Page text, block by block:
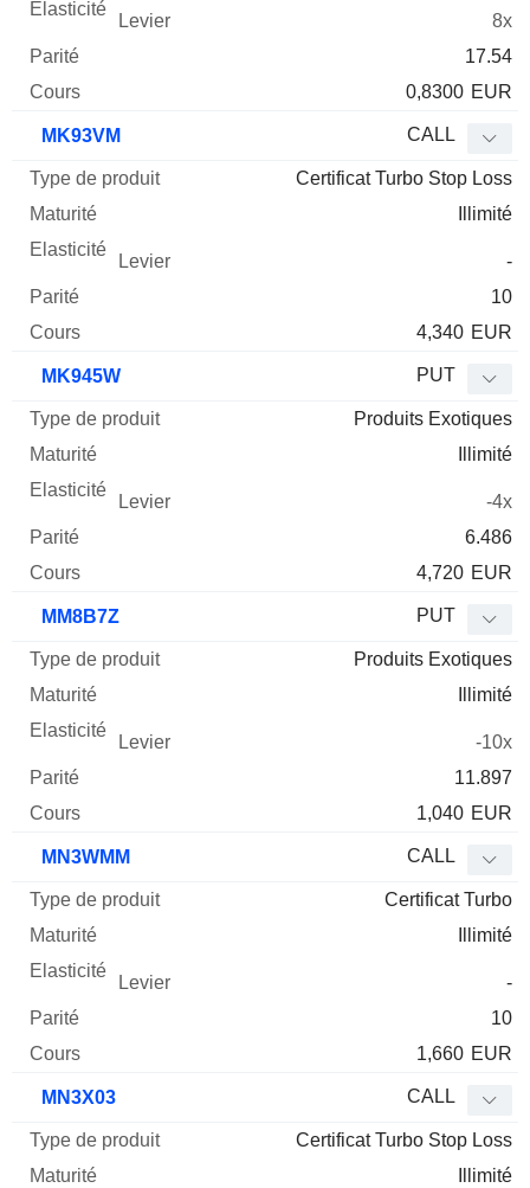
8x
17.54
0,8300 EUR
MK93VM CALL
Certificat Turbo Stop Loss
Illimité
-
10
4,340 EUR
MK945W PUT
Produits Exotiques
Illimité
-4x
6.486
4,720 EUR
MM8B7Z PUT
Produits Exotiques
Illimité
-10x
11.897
1,040 EUR
MN3WMM CALL
Certificat Turbo
Illimité
-
10
1,660 EUR
MN3X03 CALL
Certificat Turbo Stop Loss
Illimité